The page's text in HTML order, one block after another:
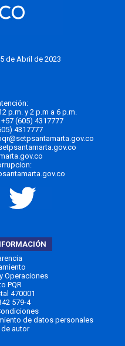
de Abril de 2023
p.m. y 2 p.m a 6 p.m.
+57 (605) 4317777
4317777
Operaciones
PQR
470001
579-4
de datos personales
autor